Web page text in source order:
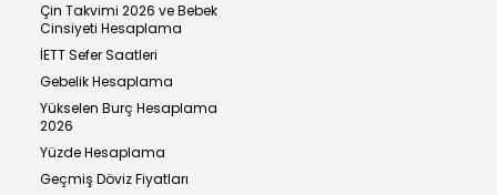
Çin Takvimi 2026 ve Bebek
Cinsiyeti Hesaplama
İETT Sefer Saatleri
Gebelik Hesaplama
Yükselen Burç Hesaplama
2026
Yüzde Hesaplama
Geçmiş Döviz Fiyatları